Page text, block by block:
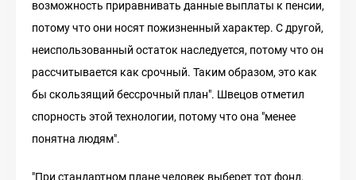
возможность приравнивать данные выплаты к пенсии,
потому что они носят пожизненный характер. С другой,
неиспользованный остаток наследуется, потому что он
рассчитывается как срочный. Таким образом, это как
бы скользящий бессрочный план". Швецов отметил
спорность этой технологии, потому что она "менее
понятна людям".
"При стандартном плане человек выберет тот фонд,